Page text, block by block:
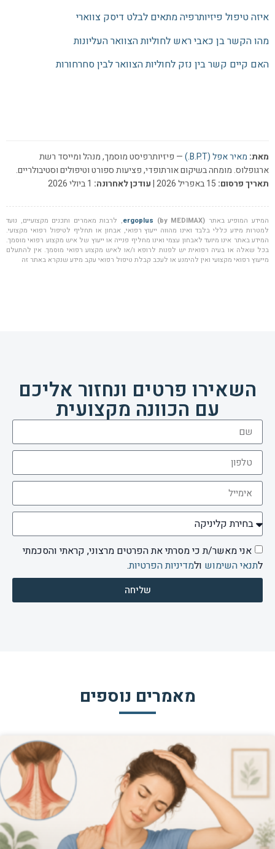
איזה טיפול פיזיותרפיה מתאים לבלט דיסק צווארי
מהו הקשר בן כאבי ראש לחוליות הצוואר העליונות
האם קיים קשר בין נזק לחוליות הצוואר לבין סחרחורות
מאת: מאיר אפל (B.P.T.)
— פיזיותרפיסט מוסמך, מנהל ומייסד רשת
ארגופלוס. מומחה בשיקום אורתופדי, פציעות ספורט וטיפולים וסטיבולריים.
תאריך פרסום:
עודכן לאחרונה:
המידע המופיע באתר ergoplus (by MEDIMAX)
, לרבות מאמרים ותכנים מקצועיים, נועד
למטרות מידע כללי בלבד ואינו מהווה ייעוץ רפואי, אבחון או תחליף לטיפול רפואי מקצועי.
המידע באתר אינו מיועד לאבחון עצמי ואינו מחליף פנייה או ייעוץ של איש מקצוע רפואי מוסמך.
בכל שאלה או בעיה רפואית יש לפנות לרופא ו/או לאיש מקצוע רפואי מוסמך. אין להתעלם
מייעוץ רפואי מקצועי ואין להימנע או לעכב קבלת טיפול רפואי עקב מידע שנקרא באתר זה
השאירו פרטים ונחזור אליכם
עם הכוונה מקצועית
אני מאשר/ת כי מסרתי את הפרטים מרצוני, קראתי והסכמתי
לתנאי השימוש ולמדיניות הפרטיות.
שליחה
מאמרים נוספים